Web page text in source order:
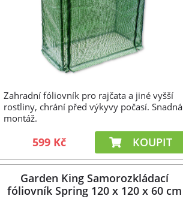
Zahradní fóliovník pro rajčata a jiné vyšší
rostliny, chrání před výkyvy počasí. Snadná
montáž.
599 Kč KOUPIT
Garden King Samorozkládací
fóliovník Spring 120 x 120 x 60 cm